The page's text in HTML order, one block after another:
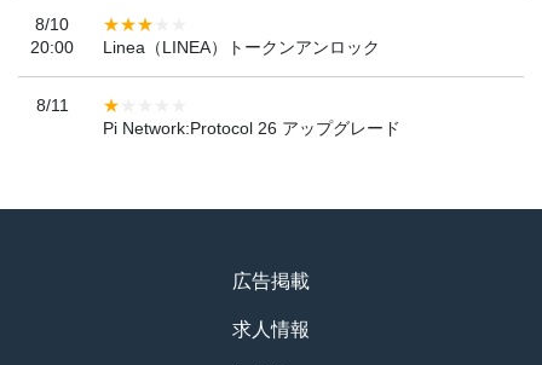
8/10
20:00
Linea（LINEA）トークンアンロック
8/11
Pi Network:Protocol 26 アップグレード
広告掲載
求人情報